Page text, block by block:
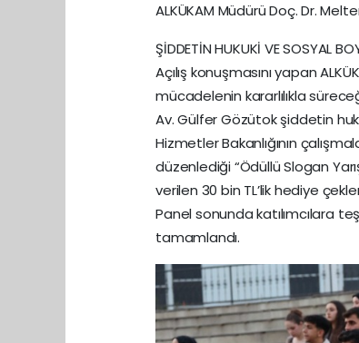
ALKÜKAM Müdürü Doç. Dr.
ŞİDDETİN HUKUKİ VE SOSYAL
Açılış konuşmasını yapan
mücadelenin kararlılıkla
Av. Gülfer Gözütok şiddetin
Hizmetler Bakanlığının
düzenlediği “Ödüllü Slogan
verilen 30 bin TL’lik hediye
Panel sonunda katılımcılara
tamamlandı.